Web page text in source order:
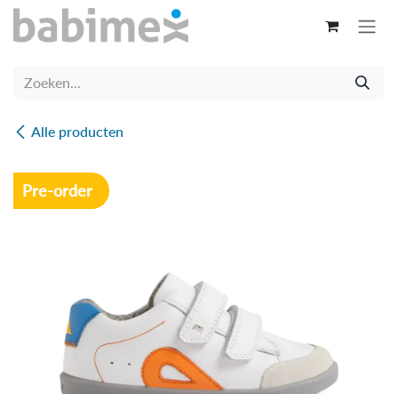
Overslaan naar inhoud
Alle producten
Pre-order